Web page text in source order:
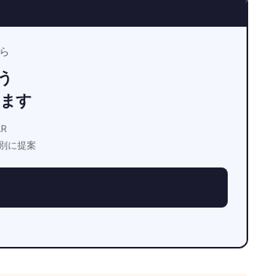
す
に提案